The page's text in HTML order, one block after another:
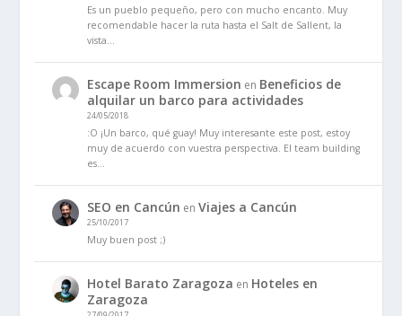
Es un pueblo pequeño, pero con mucho encanto. Muy
recomendable hacer la ruta hasta el Salt de Sallent, la
vista…
Escape Room Immersion en Beneficios de
alquilar un barco para actividades
24/05/2018
:O ¡Un barco, qué guay! Muy interesante este post, estoy
muy de acuerdo con vuestra perspectiva. El team building
es…
SEO en Cancún enViajes a Cancún
25/10/2017
Muy buen post ;)
Hotel Barato Zaragoza en Hoteles en
Zaragoza